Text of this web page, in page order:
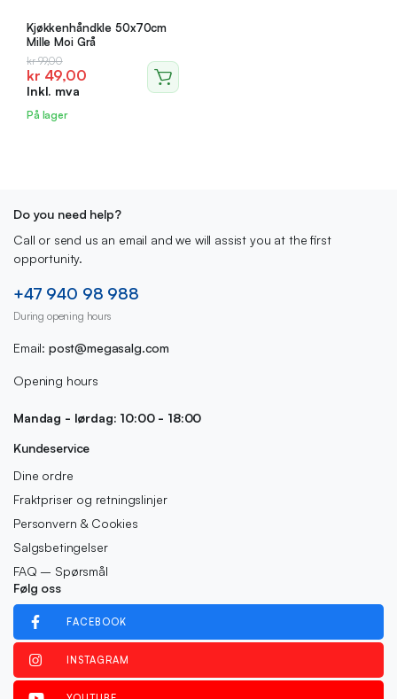
Kjøkkenhåndkle 50x70cm
Mille Moi Grå
kr99,00
Opprinnelig
pris
var:
kr 99,00.
kr 49,00
Nåværende
pris
er:
kr 49,00.
Inkl. mva
På lager
Do you need help?
Call or send us an email and we will assist you at the first
opportunity.
+47 940 98 988
During opening hours
Email: post@megasalg.com
Opening hours
Mandag - lørdag: 10:00 - 18:00
Kundeservice
Dine ordre
Fraktpriser og retningslinjer
Personvern & Cookies
Salgsbetingelser
FAQ – Spørsmål
Følg oss
FACEBOOK
INSTAGRAM